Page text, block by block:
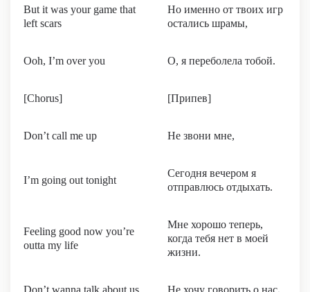
But it was your game that
left scars
Но именно от твоих игр
остались шрамы,
Ooh, I’m over you О, я переболела тобой.
[Chorus] [Припев]
Don’t call me up Не звони мне,
I’m going out tonight
Сегодня вечером я
отправлюсь отдыхать.
Feeling good now you’re
outta my life
Мне хорошо теперь,
когда тебя нет в моей
жизни.
Don’t wanna talk about us Не хочу говорить о нас,